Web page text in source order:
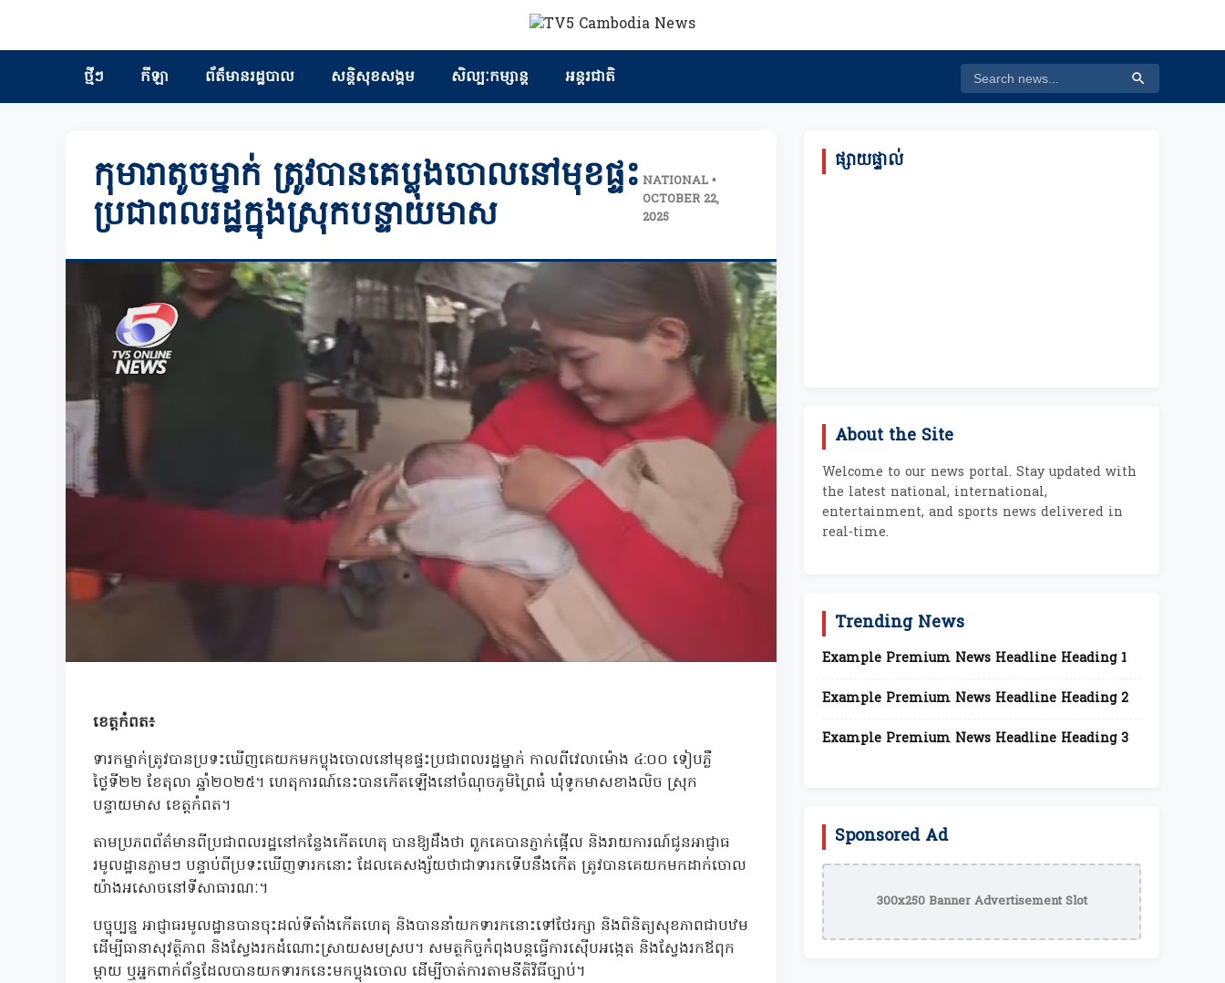
ថ្មីៗ កីឡា ព័ត៏មានរដ្ឋបាល សន្តិសុខសង្គម សិល្បៈកម្សាន្ត អន្តរជាតិ
កុមារាតូចម្នាក់ ត្រូវបានគេប្លុងចោលនៅមុខផ្ទះ
ប្រជាពលរដ្ឋក្នុងស្រុកបន្ទាយមាស
NATIONAL •
OCTOBER 22,
2025
ខេត្តកំពត៖
ទារកម្នាក់ត្រូវបានប្រទះឃើញគេយកមកប្លុងចោលនៅមុខផ្ទះប្រជាពលរដ្ឋម្នាក់ កាលពីវេលាម៉ោង ៤:០០ ទៀបភ្លឺ
ថ្ងៃទី២២ ខែតុលា ឆ្នាំ២០២៥។ ហេតុការណ៍នេះបានកើតឡើងនៅចំណុចភូមិព្រៃធំ ឃុំទូកមាសខាងលិច ស្រុក
បន្ទាយមាស ខេត្តកំពត។
តាមប្រភពព័ត៌មានពីប្រជាពលរដ្ឋនៅកន្លែងកើតហេតុ បានឱ្យដឹងថា ពួកគេបានភ្ញាក់ផ្អើល និងរាយការណ៍ជូនអាជ្ញាធ
រមូលដ្ឋានភ្លាមៗ បន្ទាប់ពីប្រទះឃើញទារកនោះ ដែលគេសង្ស័យថាជាទារកទើបនឹងកើត ត្រូវបានគេយកមកដាក់ចោល
យ៉ាងអសោចនៅទីសាធារណៈ។
បច្ចុប្បន្ន អាជ្ញាធរមូលដ្ឋានបានចុះដល់ទីតាំងកើតហេតុ និងបាននាំយកទារកនោះទៅថែរក្សា និងពិនិត្យសុខភាពជាបឋម
ដើម្បីធានាសុវត្ថិភាព និងស្វែងរកដំណោះស្រាយសមស្រប។ សមត្ថកិច្ចកំពុងបន្តធ្វើការស៊ើបអង្កេត និងស្វែងរកឪពុក
ម្តាយ ឬអ្នកពាក់ព័ន្ធដែលបានយកទារកនេះមកប្លុងចោល ដើម្បីចាត់ការតាមនីតិវិធីច្បាប់។
ផ្សាយផ្ទាល់
About the Site
Welcome to our news portal. Stay updated with
the latest national, international,
entertainment, and sports news delivered in
real-time.
Trending News
Example Premium News Headline Heading 1
Example Premium News Headline Heading 2
Example Premium News Headline Heading 3
Sponsored Ad
300x250 Banner Advertisement Slot